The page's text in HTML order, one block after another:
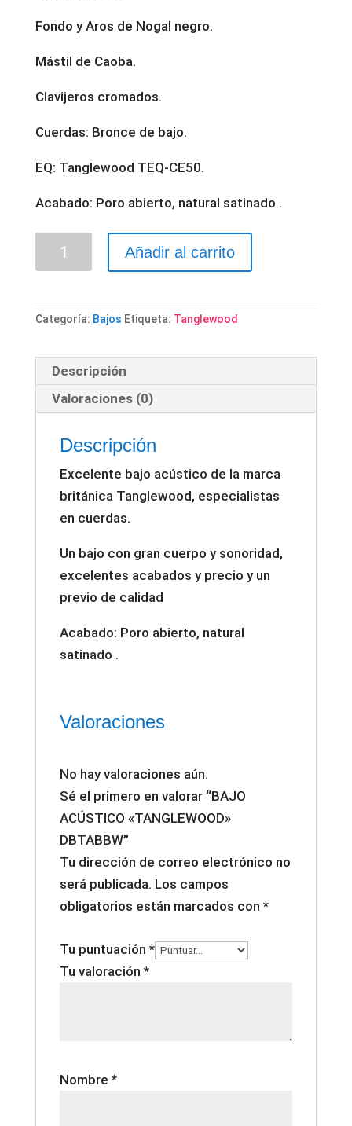
Fondo y Aros de Nogal negro.
Mástil de Caoba.
Clavijeros cromados.
Cuerdas: Bronce de bajo.
EQ: Tanglewood TEQ-CE50.
Acabado: Poro abierto, natural satinado .
BAJO
Añadir al carrito
Categoría: Bajos Etiqueta: Tanglewood
Descripción
Valoraciones (0)
Descripción
Excelente bajo acústico de la marca
británica Tanglewood, especialistas
en cuerdas.
Un bajo con gran cuerpo y sonoridad,
excelentes acabados y precio y un
previo de calidad
Acabado: Poro abierto, natural
satinado .
Valoraciones
No hay valoraciones aún.
Sé el primero en valorar “BAJO
ACÚSTICO «TANGLEWOOD»
DBTABBW”
Tu dirección de correo electrónico no
será publicada. Los campos
obligatorios están marcados con *
Tu puntuación *
Tu valoración *
Nombre *